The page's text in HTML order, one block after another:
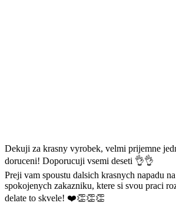
Dekuji za krasny vyrobek, velmi prijemne
doruceni! Doporucuji vsemi deseti 👌👌
Preji vam spoustu dalsich krasnych napadu
spokojenych zakazniku, ktere si svou praci
delate to skvele! ❤️👏👏👏